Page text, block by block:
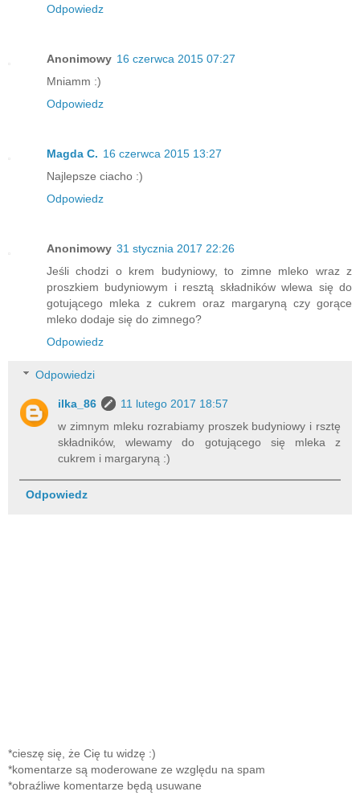
Odpowiedz
Anonimowy 16 czerwca 2015 07:27
Mniamm :)
Odpowiedz
Magda C. 16 czerwca 2015 13:27
Najlepsze ciacho :)
Odpowiedz
Anonimowy 31 stycznia 2017 22:26
Jeśli chodzi o krem budyniowy, to zimne mleko wraz z
proszkiem budyniowym i resztą składników wlewa się do
gotującego mleka z cukrem oraz margaryną czy gorące
mleko dodaje się do zimnego?
Odpowiedz
Odpowiedzi
ilka_86
11 lutego 2017 18:57
w zimnym mleku rozrabiamy proszek budyniowy i rsztę
składników, wlewamy do gotującego się mleka z
cukrem i margaryną :)
Odpowiedz
*cieszę się, że Cię tu widzę :)
*komentarze są moderowane ze względu na spam
*obraźliwe komentarze będą usuwane